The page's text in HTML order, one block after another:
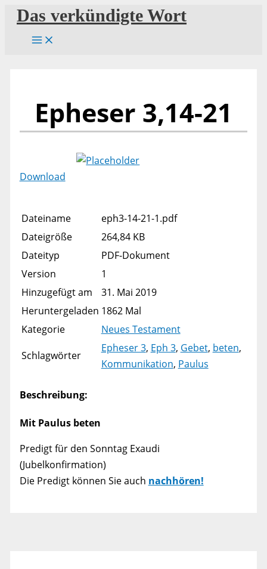
Zum
Inhalt
springen
Das verkündigte Wort
Epheser 3,14-21
Download
Dateiname
eph3-14-21-1.pdf
Dateigröße
264,84 KB
Dateityp
PDF-Dokument
Version
1
Hinzugefügt am
31. Mai 2019
Heruntergeladen 1862 Mal
Kategorie
Neues Testament
Schlagwörter
Epheser 3, Eph 3, Gebet, beten,
Kommunikation, Paulus
Beschreibung:
Mit Paulus beten
Predigt für den Sonntag Exaudi
(Jubelkonfirmation)
Die Predigt können Sie auch nachhören!